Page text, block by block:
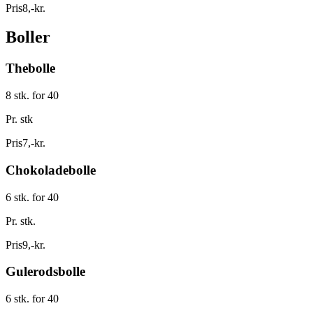
Pris8,-kr.
Boller
Thebolle
8 stk. for 40
Pr. stk
Pris7,-kr.
Chokoladebolle
6 stk. for 40
Pr. stk.
Pris9,-kr.
Gulerodsbolle
6 stk. for 40